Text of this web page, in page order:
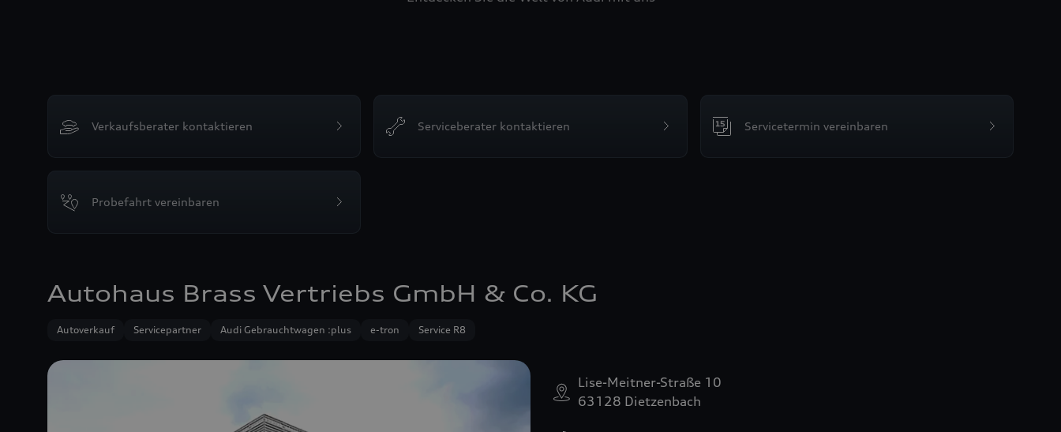
Verkaufsberater kontaktieren Serviceberater kontaktieren Servicetermin vereinbaren
Probefahrt vereinbaren
Autohaus Brass Vertriebs GmbH & Co. KG
Autoverkauf Servicepartner Audi Gebrauchtwagen :plus e-tron Service R8
Lise-Meitner-Straße 10
63128 Dietzenbach